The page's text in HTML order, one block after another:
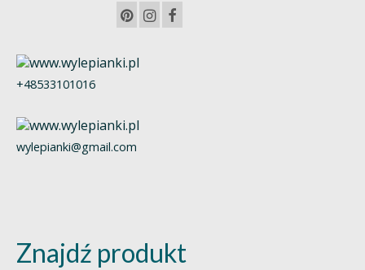
+48533101016
wylepianki@gmail.com
Znajdź produkt